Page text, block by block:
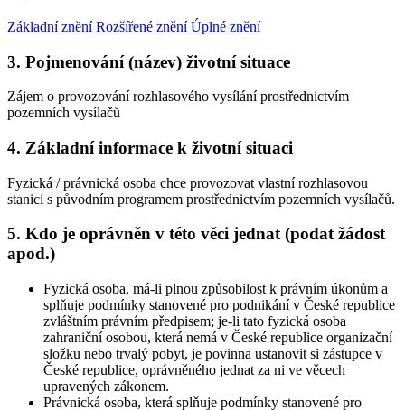
Základní znění Rozšířené znění Úplné znění
3. Pojmenování (název) životní situace
Zájem o provozování rozhlasového vysílání prostřednictvím
pozemních vysílačů
4. Základní informace k životní situaci
Fyzická / právnická osoba chce provozovat vlastní rozhlasovou
stanici s původním programem prostřednictvím pozemních vysílačů.
5. Kdo je oprávněn v této věci jednat (podat žádost
apod.)
Fyzická osoba, má-li plnou způsobilost k právním úkonům a
splňuje podmínky stanovené pro podnikání v České republice
zvláštním právním předpisem; je-li tato fyzická osoba
zahraniční osobou, která nemá v České republice organizační
složku nebo trvalý pobyt, je povinna ustanovit si zástupce v
České republice, oprávněného jednat za ni ve věcech
upravených zákonem.
Právnická osoba, která splňuje podmínky stanovené pro